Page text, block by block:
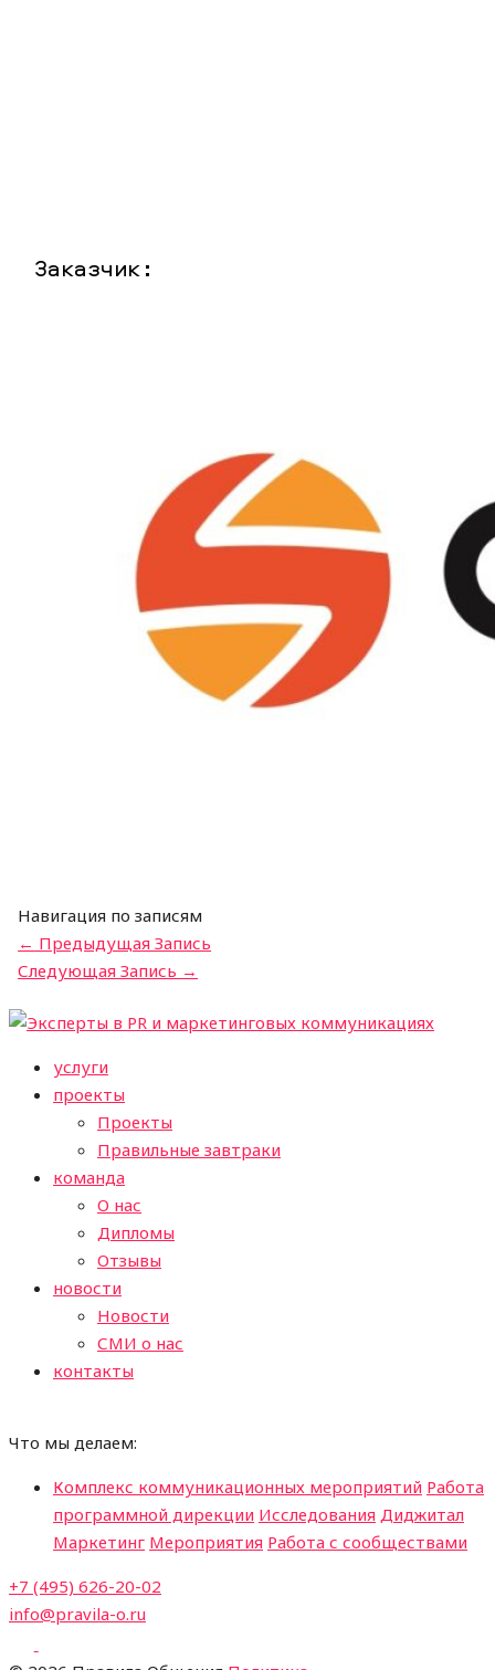
Заказчик:
Навигация по записям
← Предыдущая Запись
Следующая Запись →
услуги
проекты
Проекты
Правильные завтраки
команда
О нас
Дипломы
Отзывы
новости
Новости
СМИ о нас
контакты
Что мы делаем:
Комплекс коммуникационных мероприятий Работа
программной дирекции Исследования Диджитал
Маркетинг Мероприятия Работа с сообществами
+7 (495) 626-20-02
info@pravila-o.ru